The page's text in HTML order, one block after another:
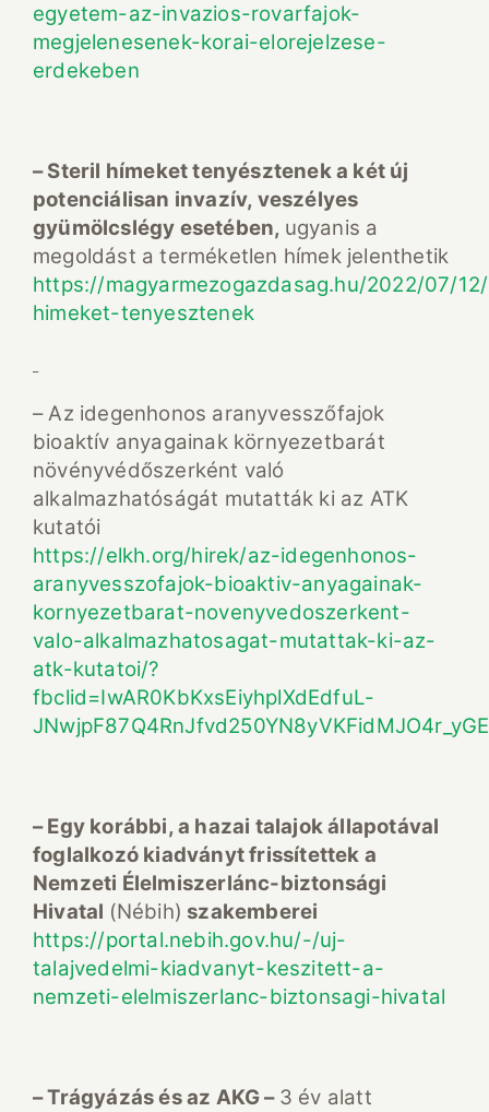
egyetem-az-invazios-rovarfajok-
megjelenesenek-korai-elorejelzese-
erdekeben
– Steril hímeket tenyésztenek a két új
potenciálisan invazív, veszélyes
gyümölcslégy esetében, ugyanis a
megoldást a terméketlen hímek jelenthetik
https://magyarmezogazdasag.hu/2022/07/
himeket-tenyesztenek
– Az idegenhonos aranyvesszőfajok
bioaktív anyagainak környezetbarát
növényvédőszerként való
alkalmazhatóságát mutatták ki az ATK
kutatói
https://elkh.org/hirek/az-idegenhonos-
aranyvesszofajok-bioaktiv-anyagainak-
kornyezetbarat-novenyvedoszerkent-
valo-alkalmazhatosagat-mutattak-ki-az-
atk-kutatoi/?
fbclid=IwAR0KbKxsEiyhplXdEdfuL-
JNwjpF87Q4RnJfvd250YN8yVKFidMJO4r_yGE
– Egy korábbi, a hazai talajok állapotával
foglalkozó kiadványt frissítettek a
Nemzeti Élelmiszerlánc-biztonsági
Hivatal (Nébih) szakemberei
https://portal.nebih.gov.hu/-/uj-
talajvedelmi-kiadvanyt-keszitett-a-
nemzeti-elelmiszerlanc-biztonsagi-hivatal
– Trágyázás és az AKG – 3 év alatt